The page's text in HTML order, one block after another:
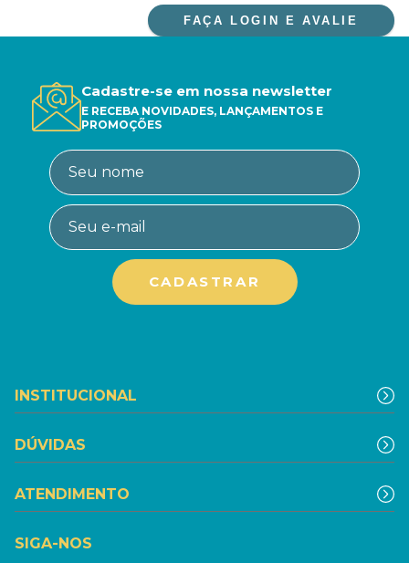
FAÇA LOGIN E AVALIE
Cadastre-se em nossa newsletter
E RECEBA NOVIDADES, LANÇAMENTOS E
PROMOÇÕES
INSTITUCIONAL
DÚVIDAS
ATENDIMENTO
SIGA-NOS